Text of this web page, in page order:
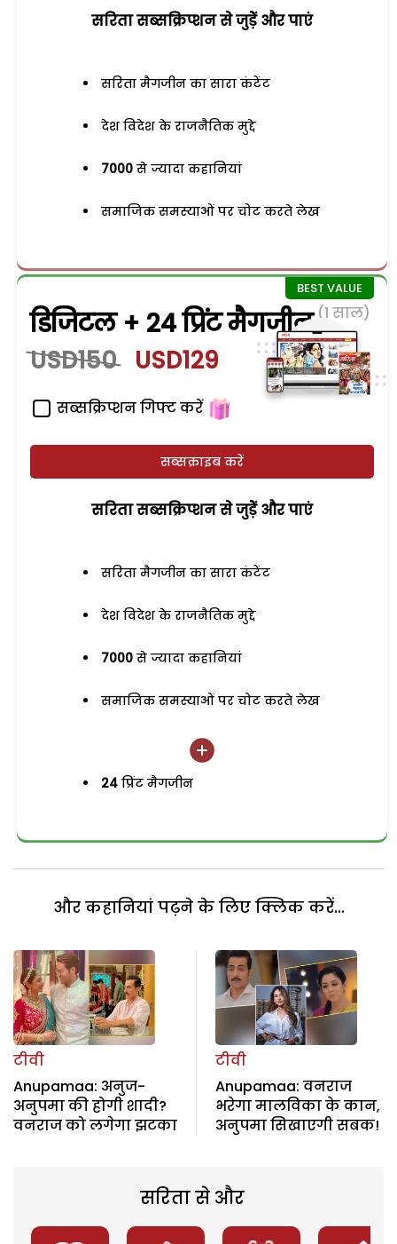
सरिता सब्सक्रिप्शन से जुड़ेें और पाएं
सरिता मैगजीन का सारा कंटेंट
देश विदेश के राजनैतिक मुद्दे
7000 से ज्यादा कहानियां
समाजिक समस्याओं पर चोट करते लेख
डिजिटल + 24 प्रिंट मैगजीन (1 साल)
USD150 USD129
सब्सक्रिप्शन गिफ्ट करें
सब्सक्राइब करें
सरिता सब्सक्रिप्शन से जुड़ेें और पाएं
सरिता मैगजीन का सारा कंटेंट
देश विदेश के राजनैतिक मुद्दे
7000 से ज्यादा कहानियां
समाजिक समस्याओं पर चोट करते लेख
24 प्रिंट मैगजीन
और कहानियां पढ़ने के लिए क्लिक करें...
टीवी
Anupamaa: अनुज-
अनुपमा की होगी शादी?
वनराज को लगेगा झटका
टीवी
Anupamaa: वनराज
भरेगा मालविका के कान,
अनुपमा सिखाएगी सबक!
सरिता से और